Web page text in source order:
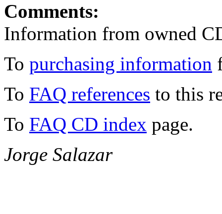
Comments:
Information from owned
To purchasing information
To FAQ references to this
To FAQ CD index page.
Jorge Salazar